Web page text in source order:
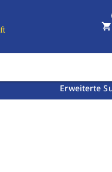
Erweiterte
shopping_cart